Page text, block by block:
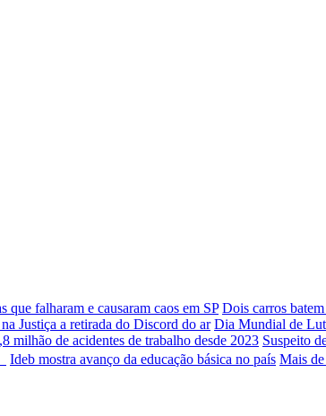
que falharam e causaram caos em SP Dois carros
Justiça a retirada do Discord do ar Dia Mundial de
milhão de acidentes de trabalho desde 2023 Suspeito
Ideb mostra avanço da educação básica no país Mais